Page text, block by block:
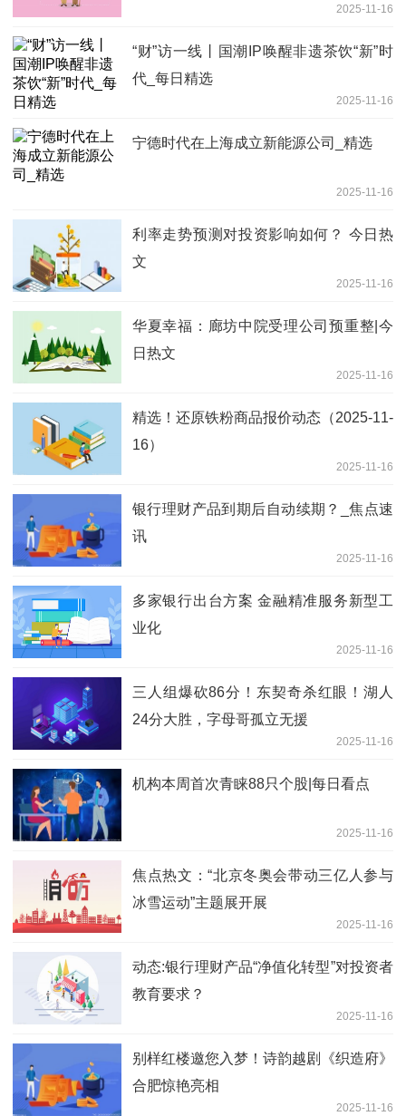
2025-11-16
“财”访一线丨国潮IP唤醒非遗茶饮“新”时
代_每日精选
2025-11-16
宁德时代在上海成立新能源公司_精选
2025-11-16
利率走势预测对投资影响如何？ 今日热
文
2025-11-16
华夏幸福：廊坊中院受理公司预重整|今
日热文
2025-11-16
精选！还原铁粉商品报价动态（2025-11-
16）
2025-11-16
银行理财产品到期后自动续期？_焦点速
讯
2025-11-16
多家银行出台方案 金融精准服务新型工
业化
2025-11-16
三人组爆砍86分！东契奇杀红眼！湖人
24分大胜，字母哥孤立无援
2025-11-16
机构本周首次青睐88只个股|每日看点
2025-11-16
焦点热文：“北京冬奥会带动三亿人参与
冰雪运动”主题展开展
2025-11-16
动态:银行理财产品“净值化转型”对投资者
教育要求？
2025-11-16
别样红楼邀您入梦！诗韵越剧《织造府》
合肥惊艳亮相
2025-11-16